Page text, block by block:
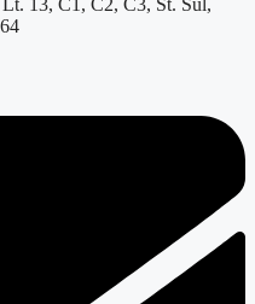
13, C1, C2, C3, St. Sul,